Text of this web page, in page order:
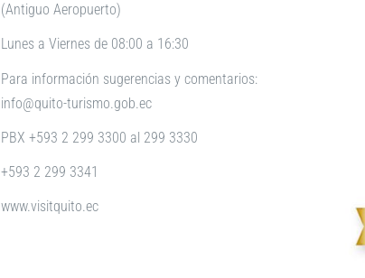
(Antiguo Aeropuerto)
Lunes a Viernes de 08:00 a 16:30
Para información sugerencias y comentarios:
info@quito-turismo.gob.ec
PBX +593 2 299 3300 al 299 3330
+593 2 299 3341
www.visitquito.ec